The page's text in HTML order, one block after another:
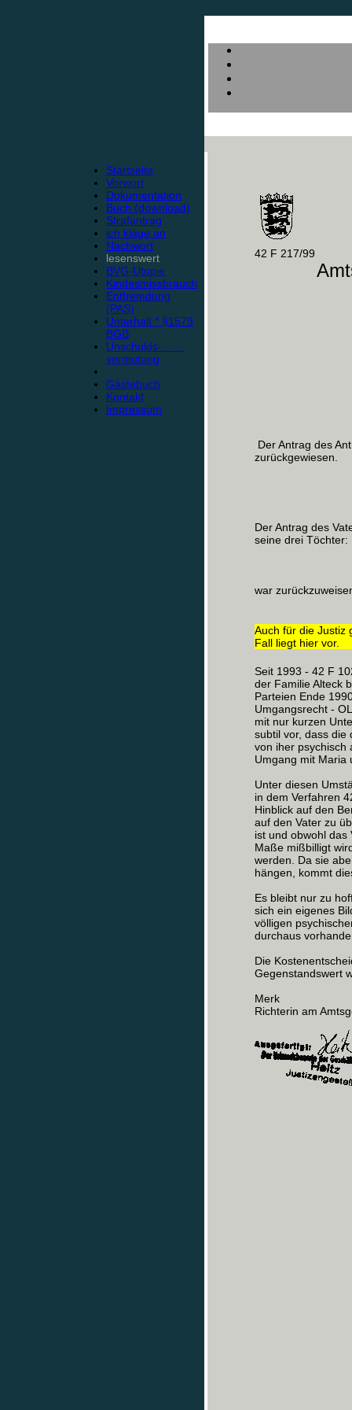
Startseite
Vorwort
Dokumentation
Buch (download)
Strafantrag
ich klage an
Nachwort
lesenswert
BVG-Utopie
Kindesmissbrauch
Entfremdung
(PAS)
Unterhalt * §1579
BGB
Unschulds-
vermutung
Gästebuch
Kontakt
Impressum
42 F 217/99
Der Antrag des
zurückgewiesen.
Der Antrag des
seine drei Töchter:
war
Auch für die Justiz
Fall liegt hier vor.
Seit 1993 - 42 F
der Familie Alteck
Parteien Ende
Umgangsrecht -
mit nur kurzen
subtil vor, dass die
von iher psychisch
Umgang mit Maria
Unter diesen
in dem Verfahren
Hinblick auf den
auf den Vater zu
ist und obwohl
Maße mißbilligt
werden. Da sie
hängen, kommt
Es bleibt nur zu
sich ein eigenes
völligen
durchaus
Die
Gegenstandswert
Merk
Richterin am